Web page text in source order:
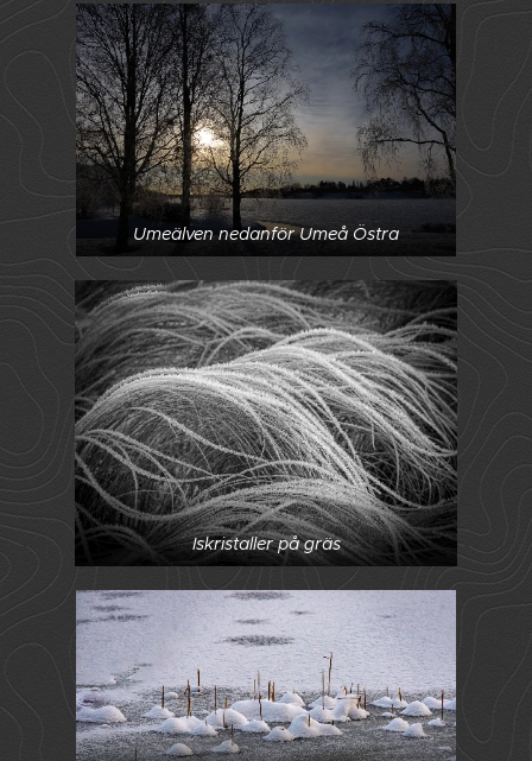
Umeälven nedanför Umeå Östra
Iskristaller på gräs